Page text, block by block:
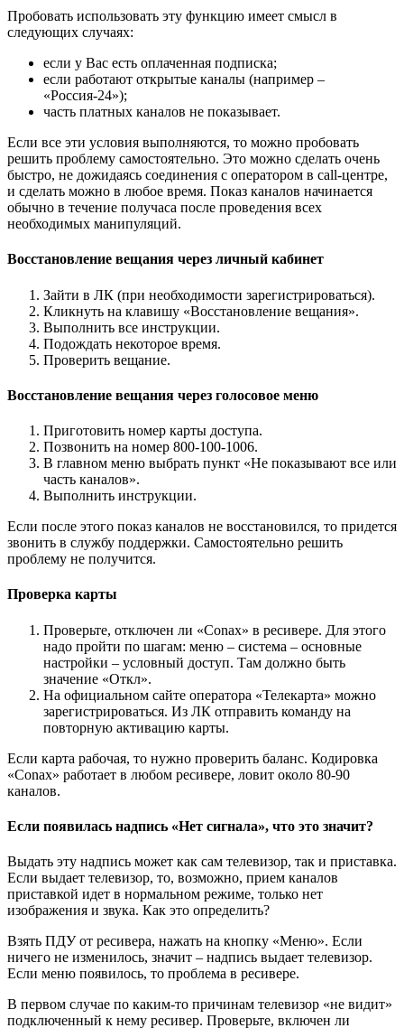
Пробовать использовать эту функцию имеет смысл в
следующих случаях:
если у Вас есть оплаченная подписка;
если работают открытые каналы (например –
«Россия-24»);
часть платных каналов не показывает.
Если все эти условия выполняются, то можно пробовать
решить проблему самостоятельно. Это можно сделать очень
быстро, не дожидаясь соединения с оператором в call-центре,
и сделать можно в любое время. Показ каналов начинается
обычно в течение получаса после проведения всех
необходимых манипуляций.
Восстановление вещания через личный кабинет
Зайти в ЛК (при необходимости зарегистрироваться).
Кликнуть на клавишу «Восстановление вещания».
Выполнить все инструкции.
Подождать некоторое время.
Проверить вещание.
Восстановление вещания через голосовое меню
Приготовить номер карты доступа.
Позвонить на номер 800-100-1006.
В главном меню выбрать пункт «Не показывают все или
часть каналов».
Выполнить инструкции.
Если после этого показ каналов не восстановился, то придется
звонить в службу поддержки. Самостоятельно решить
проблему не получится.
Проверка карты
Проверьте, отключен ли «Conax» в ресивере. Для этого
надо пройти по шагам: меню – система – основные
настройки – условный доступ. Там должно быть
значение «Откл».
На официальном сайте оператора «Телекарта» можно
зарегистрироваться. Из ЛК отправить команду на
повторную активацию карты.
Если карта рабочая, то нужно проверить баланс. Кодировка
«Conax» работает в любом ресивере, ловит около 80-90
каналов.
Если появилась надпись «Нет сигнала», что это значит?
Выдать эту надпись может как сам телевизор, так и приставка.
Если выдает телевизор, то, возможно, прием каналов
приставкой идет в нормальном режиме, только нет
изображения и звука. Как это определить?
Взять ПДУ от ресивера, нажать на кнопку «Меню». Если
ничего не изменилось, значит – надпись выдает телевизор.
Если меню появилось, то проблема в ресивере.
В первом случае по каким-то причинам телевизор «не видит»
подключенный к нему ресивер. Проверьте, включен ли